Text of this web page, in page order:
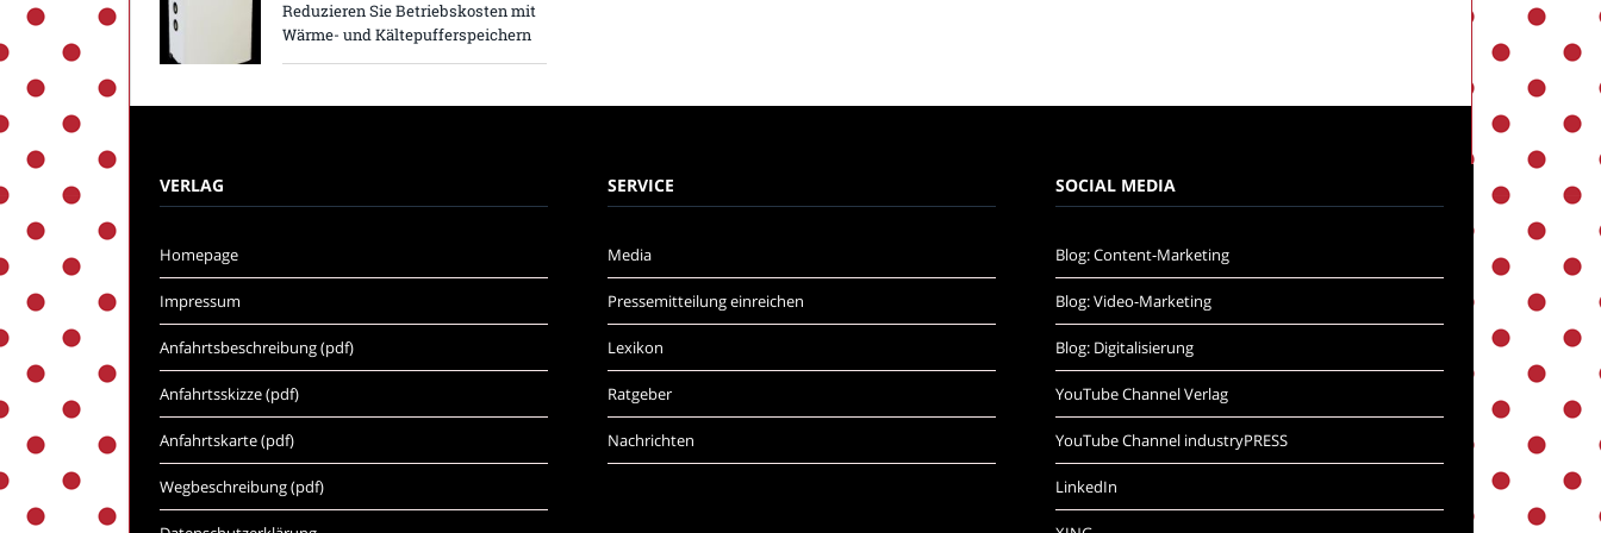
Reduzieren Sie Betriebskosten mit
Wärme- und Kältepufferspeichern
VERLAG
Homepage
Impressum
Anfahrtsbeschreibung (pdf)
Anfahrtsskizze (pdf)
Anfahrtskarte (pdf)
Wegbeschreibung (pdf)
SERVICE
Media
Pressemitteilung einreichen
Lexikon
Ratgeber
Nachrichten
SOCIAL MEDIA
Blog: Content-Marketing
Blog: Video-Marketing
Blog: Digitalisierung
YouTube Channel Verlag
YouTube Channel industryPRESS
LinkedIn